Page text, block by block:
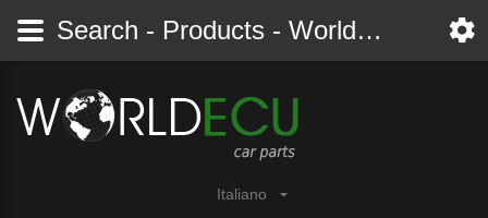
Italiano
Search - Products - Worldecu shop parts audi, bmw, citroen, fiat, ford, mercedes, opel, peugeot, renault, seat, skoda, toyota, volkswagen